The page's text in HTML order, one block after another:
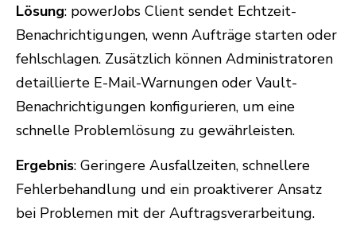
Lösung: powerJobs Client sendet Echtzeit-
Benachrichtigungen, wenn Aufträge starten oder
fehlschlagen. Zusätzlich können Administratoren
detaillierte E-Mail-Warnungen oder Vault-
Benachrichtigungen konfigurieren, um eine
schnelle Problemlösung zu gewährleisten.
Ergebnis: Geringere Ausfallzeiten, schnellere
Fehlerbehandlung und ein proaktiverer Ansatz
bei Problemen mit der Auftragsverarbeitung.